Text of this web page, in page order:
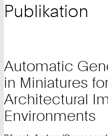
Publikation
Automatic
in Miniatures
Architectural
Environments